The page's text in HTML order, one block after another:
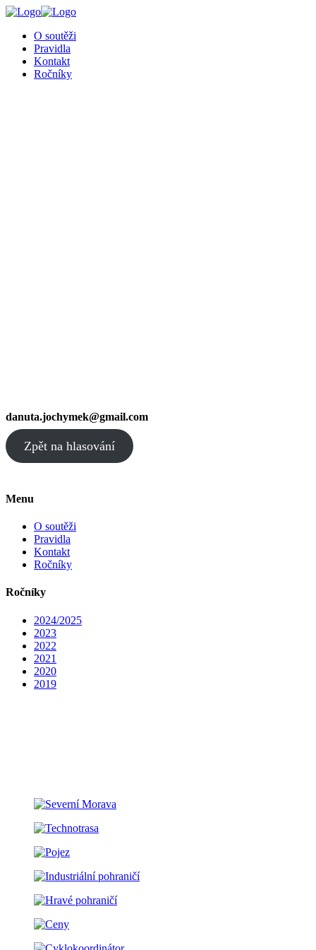
O soutěži
Pravidla
Kontakt
Ročníky
danuta.jochymek@gmail.com
Zpět na hlasování
Menu
O soutěži
Pravidla
Kontakt
Ročníky
Ročníky
2024/2025
2023
2022
2021
2020
2019